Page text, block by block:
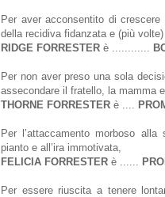
Per aver acconsentito di
della recidiva fidanzata e (più volte)
RIDGE FORRESTER è ...
Per non aver preso una sola
assecondare il fratello, la mamma
THORNE FORRESTER è ...
Per l’attaccamento morboso
pianto e all’ira immotivata,
FELICIA FORRESTER è ...
Per essere riuscita a tenere